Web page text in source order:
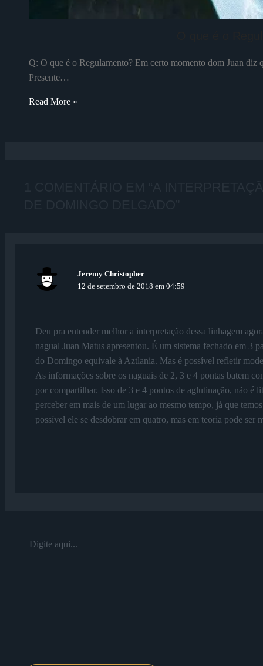
Q: O que é o Regulamento? Em certo momento dom Juan diz
Presente…
Read More »
Jeremy Christopher
12 de setembro de 2018 em 04:59
Deu pra entender melhor a interpretação dessa linhagem
nagual Juan Matus apresentou. É um sistema fechado em 3
do Domingo equivale à Aztlania. Mas é possível refletir
As informações sobre os naguais de 2, 3 e 4 pontas batem
por compartilhar. Isso de 3 e 4 pontos de aglutinação, não é
perceber em mais de um lugar ao mesmo tempo, já que
possível ele se desdobrar em quatro, mas em teoria pode ser
aqui...